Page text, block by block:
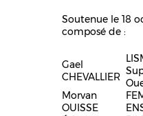
Soutenue le 18
composé de :
Gael
CHEVALLIER
Morvan
OUISSE